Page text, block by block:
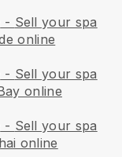
- Sell your spa
online
- Sell your spa
online
- Sell your spa
online